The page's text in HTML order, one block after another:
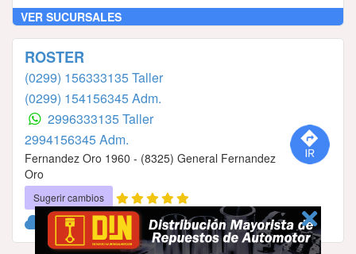
VER SUCURSALES
ROSTER
(0299) 156333135 Taller
(0299) 154156345 Adm.
2996333135 Taller
2994156345 Adm.
Fernandez Oro 1960 - (8325) General Fernandez
Oro
Sugerir cambios
| Abierto